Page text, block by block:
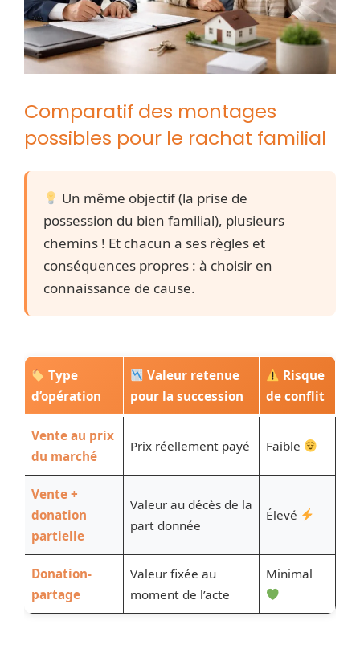
Comparatif des montages
possibles pour le rachat familial
Un même objectif (la prise de
possession du bien familial), plusieurs
chemins ! Et chacun a ses règles et
conséquences propres : à choisir en
connaissance de cause.
Type
d’opération
Valeur retenue
pour la succession
Risque
de conflit
Vente au prix
du marché
Prix réellement payé Faible
Vente +
donation
partielle
Valeur au décès de la
part donnée
Élevé
Donation-
partage
Valeur fixée au
moment de l’acte
Minimal